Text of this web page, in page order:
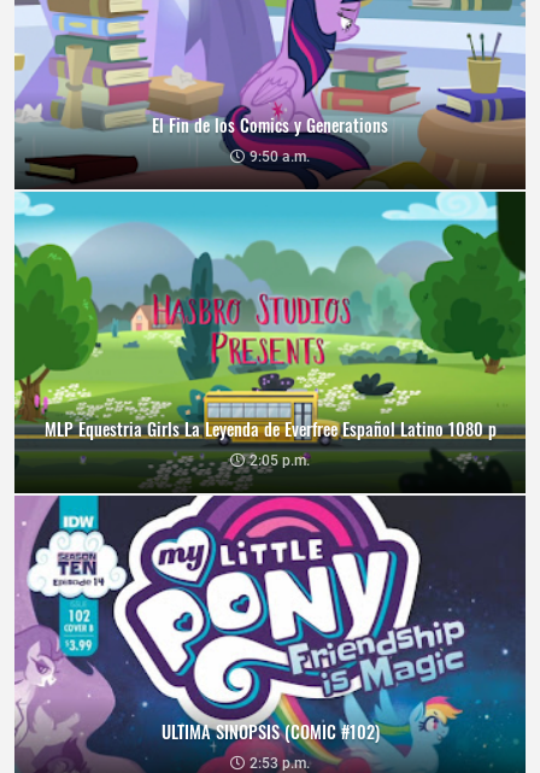
El Fin de los Comics y Generations
9:50 a.m.
MLP Equestria Girls La Leyenda de Everfree Español Latino 1080 p
2:05 p.m.
ULTIMA SINOPSIS (COMIC #102)
2:53 p.m.